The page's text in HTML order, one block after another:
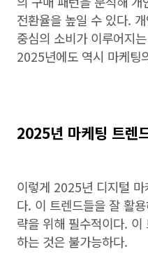
전환율을 높일 수 있다.
중심의 소비가 이루어지
2025년에도 역시 마케팅
2025년 마케팅 트렌
이렇게 2025년 디지털
다. 이 트렌드들을 잘 활
략을 위해 필수적이다.
하는 것은 불가능하다.